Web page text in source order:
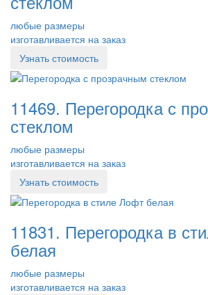
любые размеры
изготавливается на заказ
Узнать стоимость
11469. Перегородка с
стеклом
любые размеры
изготавливается на заказ
Узнать стоимость
11831. Перегородка в
белая
любые размеры
изготавливается на заказ